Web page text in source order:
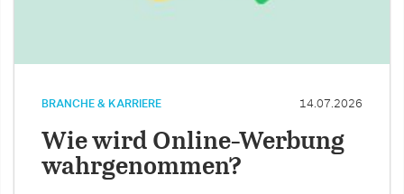
BRANCHE & KARRIERE 14.07.2026
Wie wird Online-Werbung
wahrgenommen?